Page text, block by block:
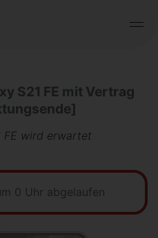
S21 FE mit Vertrag
FE wird erwartet
0 Uhr abgelaufen